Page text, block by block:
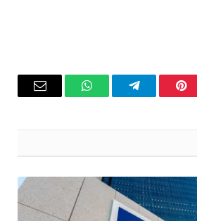
بينتيريستتيلقرام واتساب البريد